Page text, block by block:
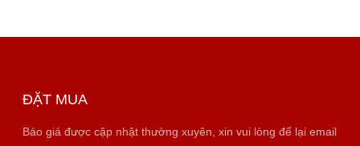
ĐẶT MUA
Báo giá được cập nhật thường xuyên, xin vui lòng để lại email